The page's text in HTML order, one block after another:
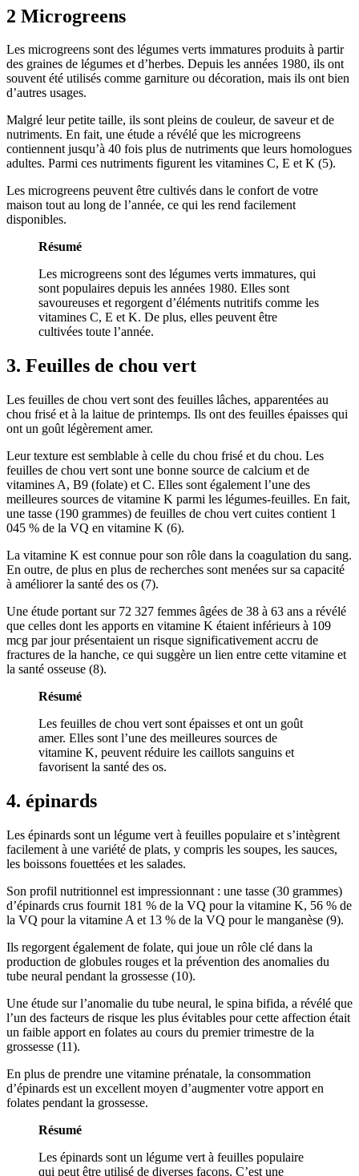
2 Microgreens
Les microgreens sont des légumes verts immatures produits à partir
des graines de légumes et d’herbes. Depuis les années 1980, ils ont
souvent été utilisés comme garniture ou décoration, mais ils ont bien
d’autres usages.
Malgré leur petite taille, ils sont pleins de couleur, de saveur et de
nutriments. En fait, une étude a révélé que les microgreens
contiennent jusqu’à 40 fois plus de nutriments que leurs homologues
adultes. Parmi ces nutriments figurent les vitamines C, E et K (5).
Les microgreens peuvent être cultivés dans le confort de votre
maison tout au long de l’année, ce qui les rend facilement
disponibles.
Résumé
Les microgreens sont des légumes verts immatures, qui
sont populaires depuis les années 1980. Elles sont
savoureuses et regorgent d’éléments nutritifs comme les
vitamines C, E et K. De plus, elles peuvent être
cultivées toute l’année.
3. Feuilles de chou vert
Les feuilles de chou vert sont des feuilles lâches, apparentées au
chou frisé et à la laitue de printemps. Ils ont des feuilles épaisses qui
ont un goût légèrement amer.
Leur texture est semblable à celle du chou frisé et du chou. Les
feuilles de chou vert sont une bonne source de calcium et de
vitamines A, B9 (folate) et C. Elles sont également l’une des
meilleures sources de vitamine K parmi les légumes-feuilles. En fait,
une tasse (190 grammes) de feuilles de chou vert cuites contient 1
045 % de la VQ en vitamine K (6).
La vitamine K est connue pour son rôle dans la coagulation du sang.
En outre, de plus en plus de recherches sont menées sur sa capacité
à améliorer la santé des os (7).
Une étude portant sur 72 327 femmes âgées de 38 à 63 ans a révélé
que celles dont les apports en vitamine K étaient inférieurs à 109
mcg par jour présentaient un risque significativement accru de
fractures de la hanche, ce qui suggère un lien entre cette vitamine et
la santé osseuse (8).
Résumé
Les feuilles de chou vert sont épaisses et ont un goût
amer. Elles sont l’une des meilleures sources de
vitamine K, peuvent réduire les caillots sanguins et
favorisent la santé des os.
4. épinards
Les épinards sont un légume vert à feuilles populaire et s’intègrent
facilement à une variété de plats, y compris les soupes, les sauces,
les boissons fouettées et les salades.
Son profil nutritionnel est impressionnant : une tasse (30 grammes)
d’épinards crus fournit 181 % de la VQ pour la vitamine K, 56 % de
la VQ pour la vitamine A et 13 % de la VQ pour le manganèse (9).
Ils regorgent également de folate, qui joue un rôle clé dans la
production de globules rouges et la prévention des anomalies du
tube neural pendant la grossesse (10).
Une étude sur l’anomalie du tube neural, le spina bifida, a révélé que
l’un des facteurs de risque les plus évitables pour cette affection était
un faible apport en folates au cours du premier trimestre de la
grossesse (11).
En plus de prendre une vitamine prénatale, la consommation
d’épinards est un excellent moyen d’augmenter votre apport en
folates pendant la grossesse.
Résumé
Les épinards sont un légume vert à feuilles populaire
qui peut être utilisé de diverses façons. C’est une